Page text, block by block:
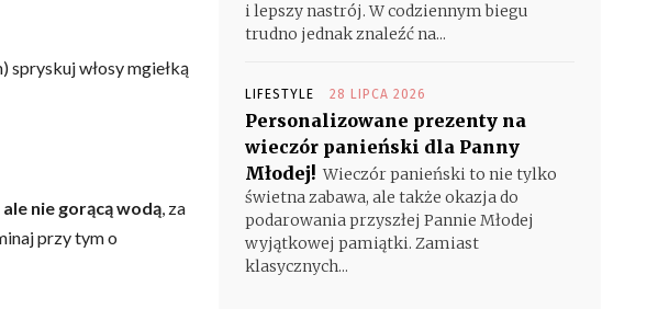
spryskuj włosy mgiełką
ale nie gorącą wodą, za
przy tym o
i lepszy nastrój. W codziennym biegu
trudno jednak znaleźć na...
LIFESTYLE 28 LIPCA 2026
Personalizowane prezenty na
wieczór panieński dla Panny
Młodej! Wieczór panieński to nie tylko
świetna zabawa, ale także okazja do
podarowania przyszłej Pannie Młodej
wyjątkowej pamiątki. Zamiast
klasycznych...